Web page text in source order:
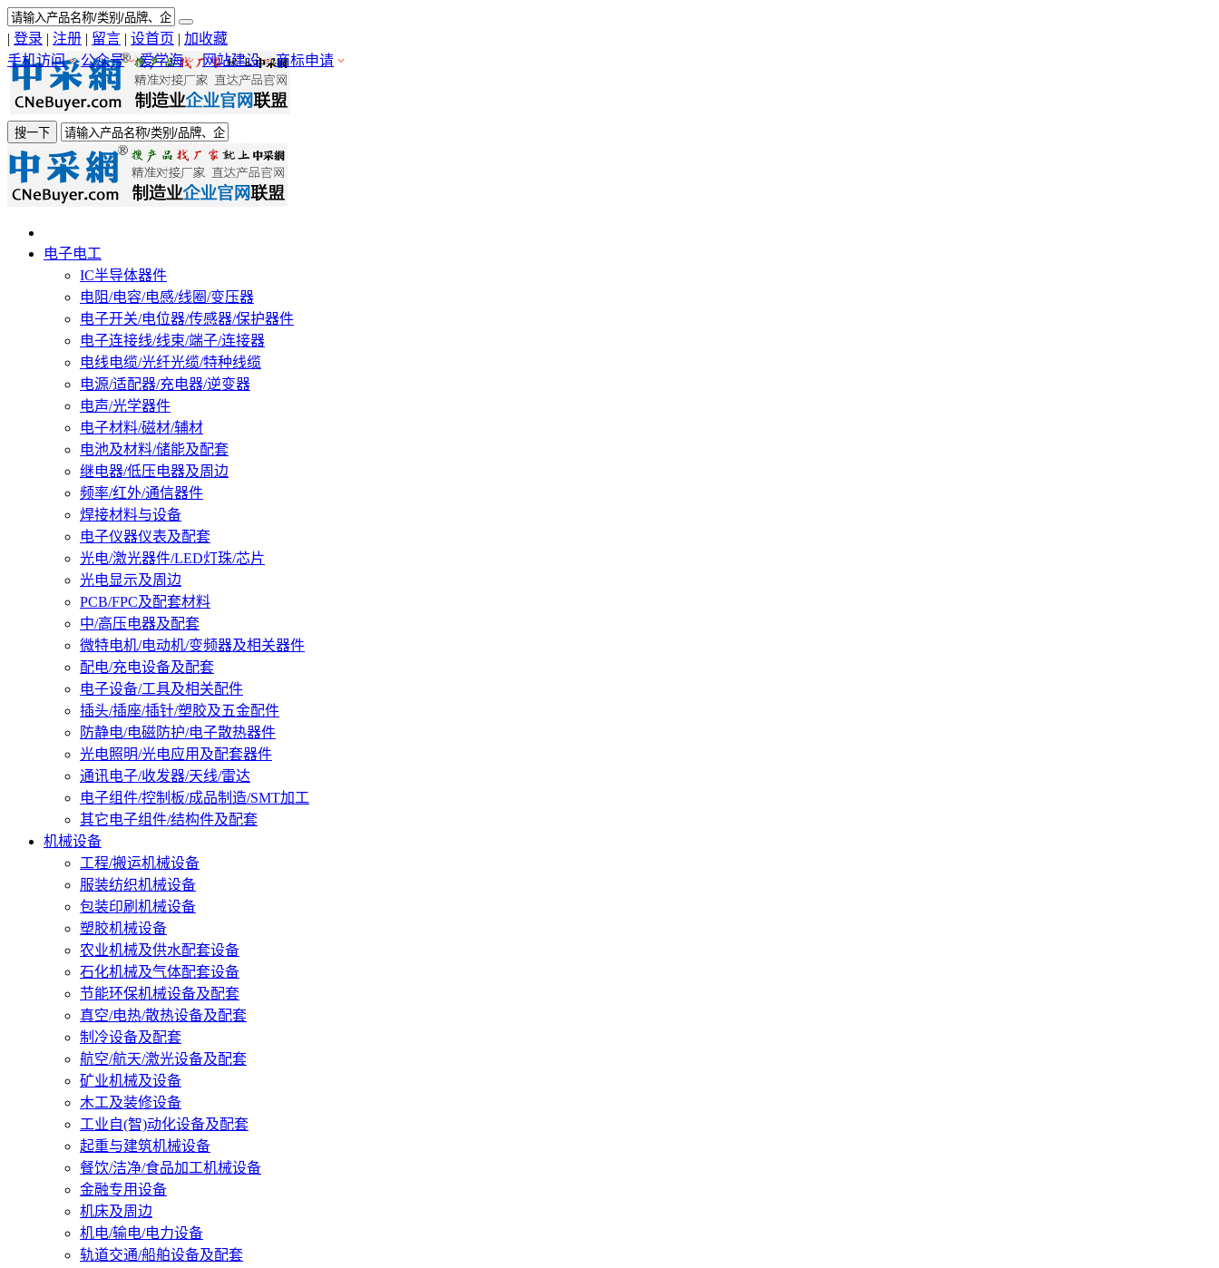
| 登录 | 注册 | 留言 | 设首页 | 加收藏
手机访问
公众号 爱学海 网站建设 商标申请
搜一下
电子电工
IC半导体器件
电阻/电容/电感/线圈/变压器
电子开关/电位器/传感器/保护器件
电子连接线/线束/端子/连接器
电线电缆/光纤光缆/特种线缆
电源/适配器/充电器/逆变器
电声/光学器件
电子材料/磁材/辅材
电池及材料/储能及配套
继电器/低压电器及周边
频率/红外/通信器件
焊接材料与设备
电子仪器仪表及配套
光电/激光器件/LED灯珠/芯片
光电显示及周边
PCB/FPC及配套材料
中/高压电器及配套
微特电机/电动机/变频器及相关器件
配电/充电设备及配套
电子设备/工具及相关配件
插头/插座/插针/塑胶及五金配件
防静电/电磁防护/电子散热器件
光电照明/光电应用及配套器件
通讯电子/收发器/天线/雷达
电子组件/控制板/成品制造/SMT加工
其它电子组件/结构件及配套
机械设备
工程/搬运机械设备
服装纺织机械设备
包装印刷机械设备
塑胶机械设备
农业机械及供水配套设备
石化机械及气体配套设备
节能环保机械设备及配套
真空/电热/散热设备及配套
制冷设备及配套
航空/航天/激光设备及配套
矿业机械及设备
木工及装修设备
工业自(智)动化设备及配套
起重与建筑机械设备
餐饮/洁净/食品加工机械设备
金融专用设备
机床及周边
机电/输电/电力设备
轨道交通/船舶设备及配套